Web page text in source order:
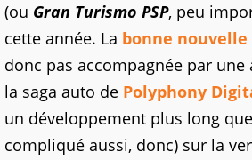
(ou Gran Turismo PSP, peu
cette année. La bonne
donc pas accompagnée par
la saga auto de Polyphony
un développement plus long
compliqué aussi, donc) sur la